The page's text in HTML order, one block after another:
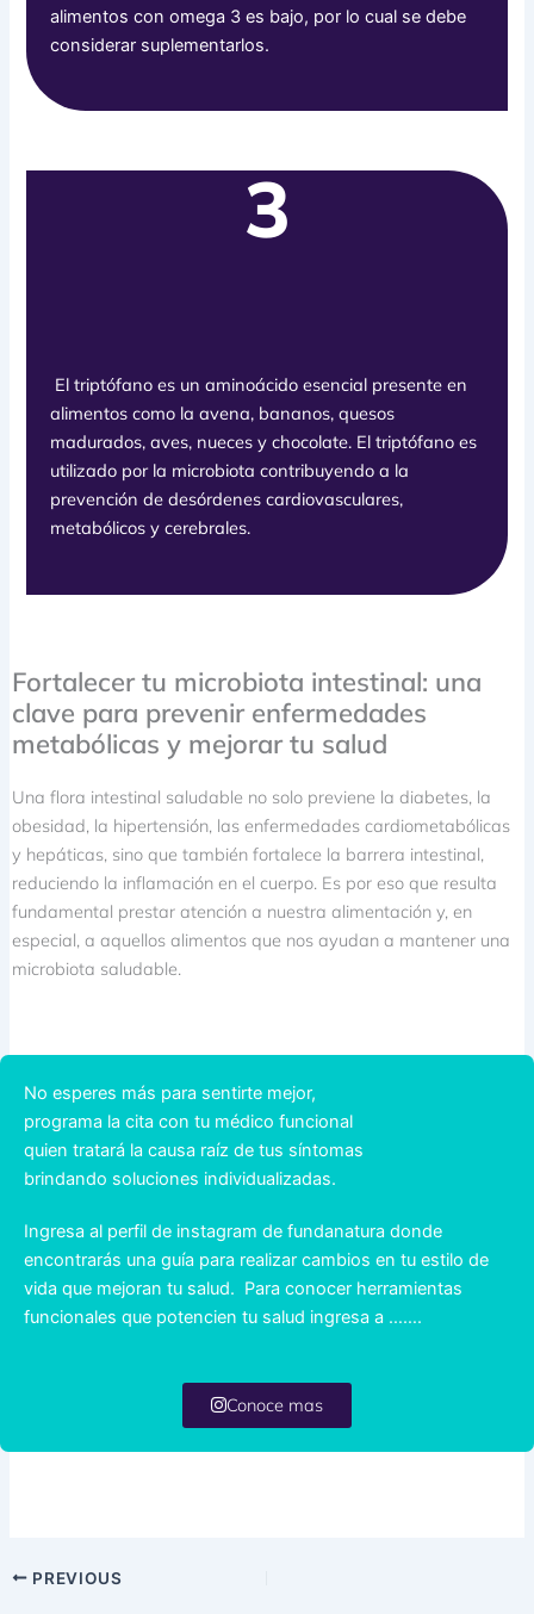
alimentos con omega 3 es bajo, por lo cual se debe
considerar suplementarlos.
3
El triptófano es un aminoácido esencial presente en
alimentos como la avena, bananos, quesos
madurados, aves, nueces y chocolate. El triptófano es
utilizado por la microbiota contribuyendo a la
prevención de desórdenes cardiovasculares,
metabólicos y cerebrales.
Fortalecer tu microbiota intestinal: una
clave para prevenir enfermedades
metabólicas y mejorar tu salud
Una flora intestinal saludable no solo previene la diabetes, la
obesidad, la hipertensión, las enfermedades cardiometabólicas
y hepáticas, sino que también fortalece la barrera intestinal,
reduciendo la inflamación en el cuerpo. Es por eso que resulta
fundamental prestar atención a nuestra alimentación y, en
especial, a aquellos alimentos que nos ayudan a mantener una
microbiota saludable.
No esperes más para sentirte mejor,
programa la cita con tu médico funcional
quien tratará la causa raíz de tus síntomas
brindando soluciones individualizadas.
Ingresa al perfil de instagram de fundanatura donde
encontrarás una guía para realizar cambios en tu estilo de
vida que mejoran tu salud. Para conocer herramientas
funcionales que potencien tu salud ingresa a …….
Conoce mas
PREVIOUS